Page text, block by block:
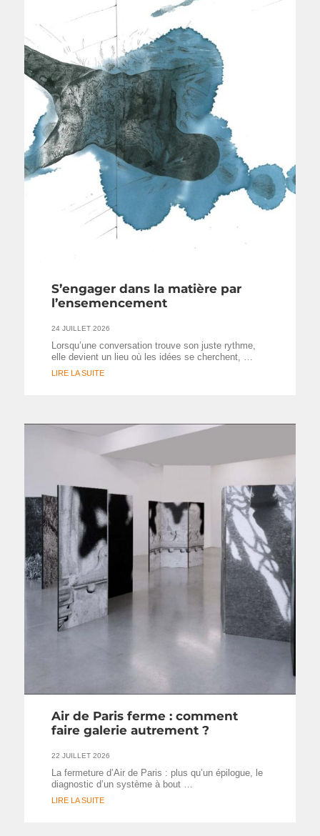
S’engager dans la matière par
l’ensemencement
24 JUILLET 2026
Lorsqu’une conversation trouve son juste rythme,
elle devient un lieu où les idées se cherchent, …
LIRE LA SUITE
Air de Paris ferme : comment
faire galerie autrement ?
22 JUILLET 2026
La fermeture d’Air de Paris : plus qu’un épilogue, le
diagnostic d’un système à bout …
LIRE LA SUITE